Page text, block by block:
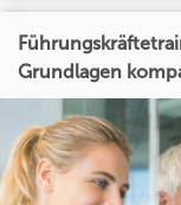
Grundlagen